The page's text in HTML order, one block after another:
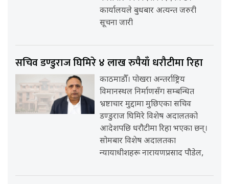
कार्यालयले बुधबार अत्यन्त जरुरी
सूचना जारी
सचिव डण्डुराज घिमिरे ४ लाख रुपैयाँ धरौटीमा रिहा
काठमाडौँ। पोखरा अन्तर्राष्ट्रिय
विमानस्थल निर्माणसँग सम्बन्धित
भ्रष्टाचार मुद्दामा मुछिएका सचिव
डण्डुराज घिमिरे विशेष अदालतको
आदेशपछि धरौटीमा रिहा भएका छन्।
सोमबार विशेष अदालतका
न्यायाधीशहरू नारायणप्रसाद पौडेल,